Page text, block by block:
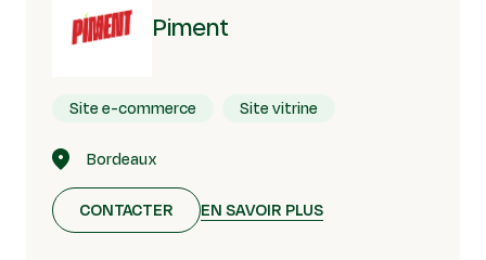
Piment
Site e-commerce Site vitrine
Bordeaux
CONTACTER EN SAVOIR PLUS